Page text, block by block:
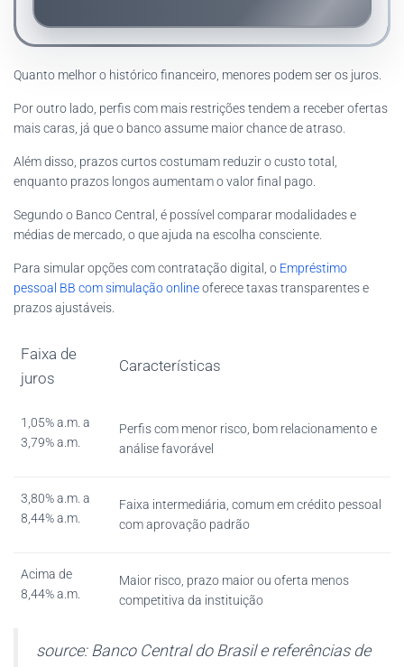
Quanto melhor o histórico financeiro, menores podem ser os juros.
Por outro lado, perfis com mais restrições tendem a receber ofertas
mais caras, já que o banco assume maior chance de atraso.
Além disso, prazos curtos costumam reduzir o custo total,
enquanto prazos longos aumentam o valor final pago.
Segundo o Banco Central, é possível comparar modalidades e
médias de mercado, o que ajuda na escolha consciente.
Para simular opções com contratação digital, o Empréstimo
pessoal BB com simulação onlineoferece taxas transparentes e
prazos ajustáveis.
Faixa de
juros
Características
1,05% a.m. a
3,79% a.m.
Perfis com menor risco, bom relacionamento e
análise favorável
3,80% a.m. a
8,44% a.m.
Faixa intermediária, comum em crédito pessoal
com aprovação padrão
Acima de
8,44% a.m.
Maior risco, prazo maior ou oferta menos
competitiva da instituição
source: Banco Central do Brasil e referências de